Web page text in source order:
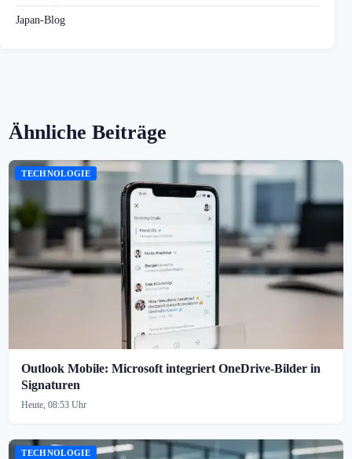
Japan-Blog
Ähnliche Beiträge
TECHNOLOGIE
Outlook Mobile: Microsoft integriert OneDrive-Bilder in
Signaturen
Heute, 08:53 Uhr
TECHNOLOGIE